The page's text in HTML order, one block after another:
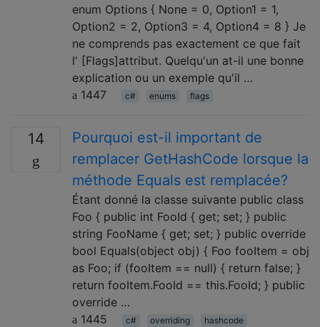
enum Options { None = 0, Option1 = 1,
Option2 = 2, Option3 = 4, Option4 = 8 } Je
ne comprends pas exactement ce que fait
l' [Flags]attribut. Quelqu'un at-il une bonne
explication ou un exemple qu'il …
1447
c# enums flags
14
Pourquoi est-il important de
remplacer GetHashCode lorsque la
méthode Equals est remplacée?
Étant donné la classe suivante public class
Foo { public int FooId { get; set; } public
string FooName { get; set; } public override
bool Equals(object obj) { Foo fooItem = obj
as Foo; if (fooItem == null) { return false; }
return fooItem.FooId == this.FooId; } public
override …
1445
c# overriding hashcode